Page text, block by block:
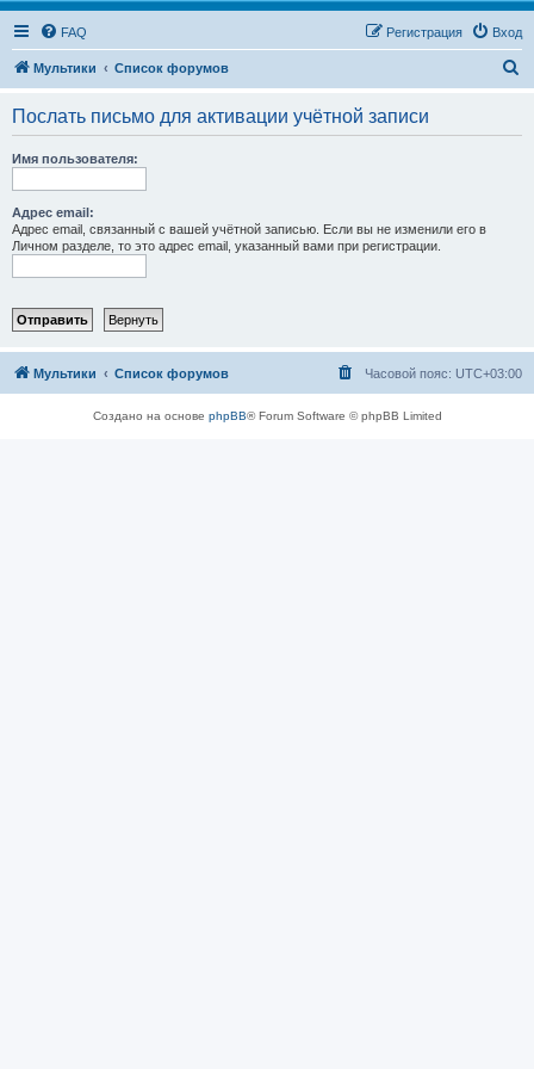
FAQ Вход
Регистрация
Мультики Список форумов
Послать письмо для активации учётной записи
Имя пользователя:
Адрес email:
Адрес email, связанный с вашей учётной записью. Если вы не изменили его в
Личном разделе, то это адрес email, указанный вами при регистрации.
Мультики Список форумов Часовой пояс: UTC+03:00
Создано на основе phpBB® Forum Software © phpBB Limited